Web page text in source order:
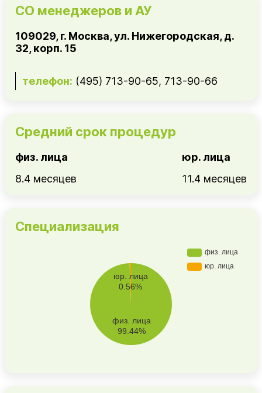
СО менеджеров и АУ
109029, г. Москва, ул. Нижегородская, д.
32, корп. 15
телефон: (495) 713-90-65, 713-90-66
Средний срок процедур
физ. лица
8.4 месяцев
юр. лица
11.4 месяцев
Специализация